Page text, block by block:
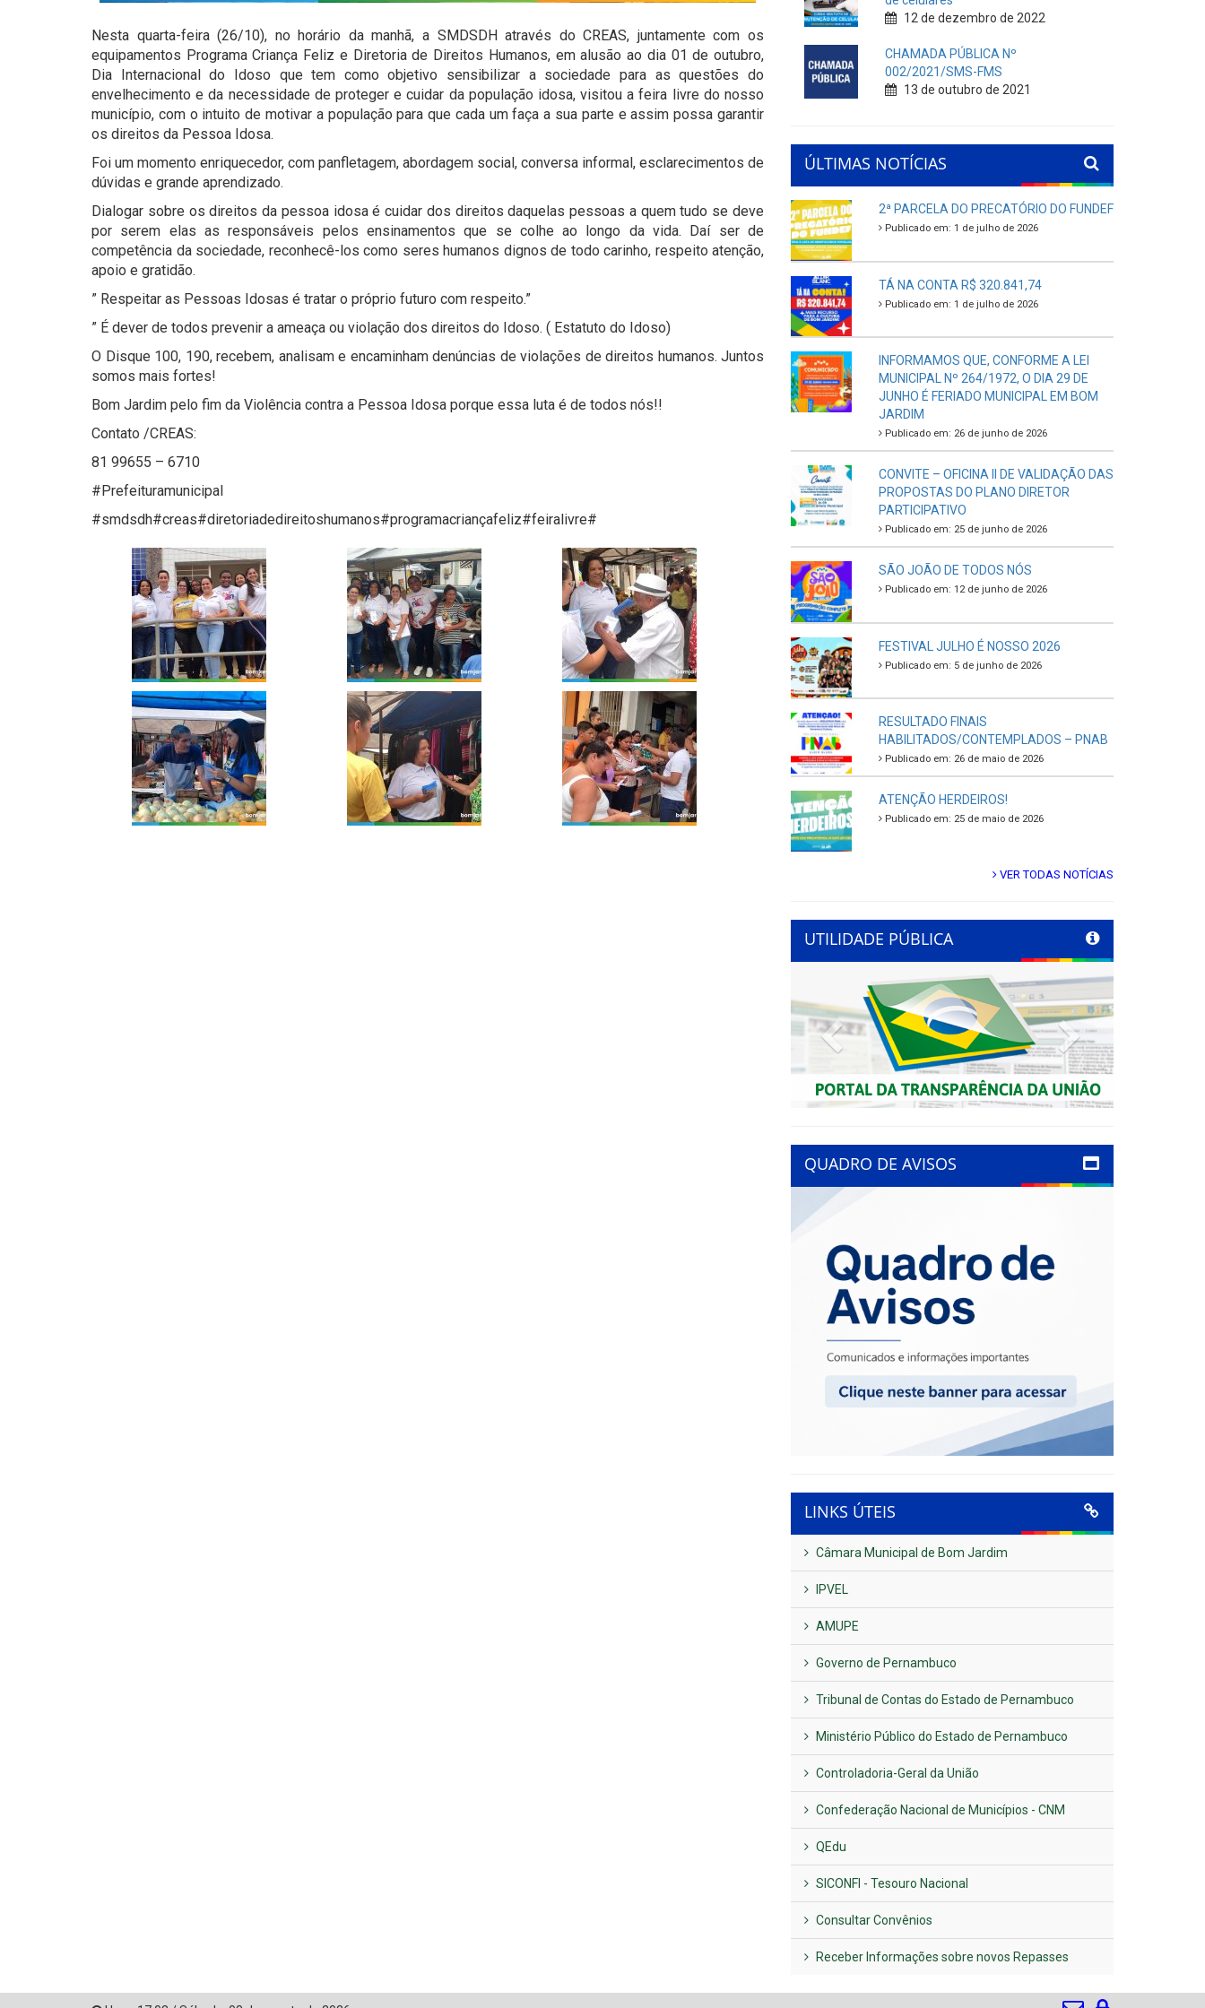
Nesta quarta-feira (26/10), no horário da manhã, a SMDSDH através do CREAS, juntamente com os
equipamentos Programa Criança Feliz e Diretoria de Direitos Humanos, em alusão ao dia 01 de outubro,
Dia Internacional do Idoso que tem como objetivo sensibilizar a sociedade para as questões do
envelhecimento e da necessidade de proteger e cuidar da população idosa, visitou a feira livre do nosso
município, com o intuito de motivar a população para que cada um faça a sua parte e assim possa garantir
os direitos da Pessoa Idosa.
Foi um momento enriquecedor, com panfletagem, abordagem social, conversa informal, esclarecimentos de
dúvidas e grande aprendizado.
Dialogar sobre os direitos da pessoa idosa é cuidar dos direitos daquelas pessoas a quem tudo se deve
por serem elas as responsáveis pelos ensinamentos que se colhe ao longo da vida. Daí ser de
competência da sociedade, reconhecê-los como seres humanos dignos de todo carinho, respeito atenção,
apoio e gratidão.
” Respeitar as Pessoas Idosas é tratar o próprio futuro com respeito.”
” É dever de todos prevenir a ameaça ou violação dos direitos do Idoso. ( Estatuto do Idoso)
O Disque 100, 190, recebem, analisam e encaminham denúncias de violações de direitos humanos. Juntos
somos mais fortes!
Bom Jardim pelo fim da Violência contra a Pessoa Idosa porque essa luta é de todos nós!!
Contato /CREAS:
81 99655 – 6710
#Prefeituramunicipal
#smdsdh#creas#diretoriadedireitoshumanos#programacriançafeliz#feiralivre#
12 de dezembro de 2022
CHAMADA PÚBLICA Nº
002/2021/SMS-FMS
13 de outubro de 2021
ÚLTIMAS NOTÍCIAS
2ª PARCELA DO PRECATÓRIO DO FUNDEF
Publicado em: 1 de julho de 2026
TÁ NA CONTA R$ 320.841,74
Publicado em: 1 de julho de 2026
INFORMAMOS QUE, CONFORME A LEI
MUNICIPAL Nº 264/1972, O DIA 29 DE
JUNHO É FERIADO MUNICIPAL EM BOM
JARDIM
Publicado em: 26 de junho de 2026
CONVITE – OFICINA II DE VALIDAÇÃO DAS
PROPOSTAS DO PLANO DIRETOR
PARTICIPATIVO
Publicado em: 25 de junho de 2026
SÃO JOÃO DE TODOS NÓS
Publicado em: 12 de junho de 2026
FESTIVAL JULHO É NOSSO 2026
Publicado em: 5 de junho de 2026
RESULTADO FINAIS
HABILITADOS/CONTEMPLADOS – PNAB
Publicado em: 26 de maio de 2026
ATENÇÃO HERDEIROS!
Publicado em: 25 de maio de 2026
VER TODAS NOTÍCIAS
UTILIDADE PÚBLICA
Previous Next
QUADRO DE AVISOS
LINKS ÚTEIS
Câmara Municipal de Bom Jardim
IPVEL
AMUPE
Governo de Pernambuco
Tribunal de Contas do Estado de Pernambuco
Ministério Público do Estado de Pernambuco
Controladoria-Geral da União
Confederação Nacional de Municípios - CNM
QEdu
SICONFI - Tesouro Nacional
Consultar Convênios
Receber Informações sobre novos Repasses